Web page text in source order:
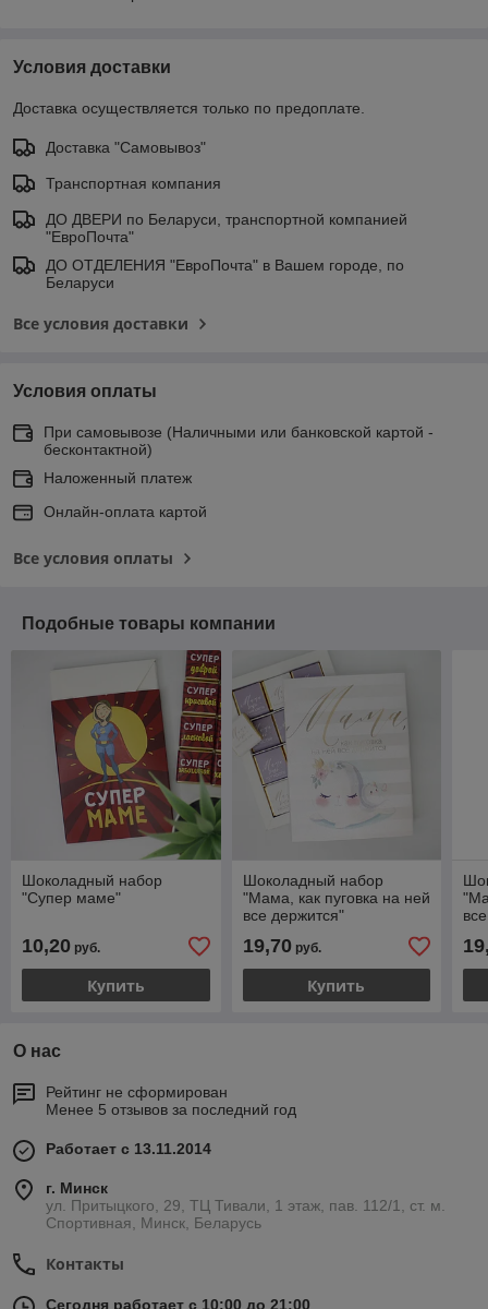
Условия доставки
Доставка осуществляется только по предоплате.
Доставка "Самовывоз"
Транспортная компания
ДО ДВЕРИ по Беларуси, транспортной компанией
"ЕвроПочта"
ДО ОТДЕЛЕНИЯ "ЕвроПочта" в Вашем городе, по
Беларуси
Все условия доставки
Условия оплаты
При самовывозе (Наличными или банковской картой -
бесконтактной)
Наложенный платеж
Онлайн-оплата картой
Все условия оплаты
Подобные товары компании
Шоколадный набор
"Супер маме"
10,20 руб.
Купить
Шоколадный набор
"Мама, как пуговка на ней
все держится"
19,70руб.
Купить
О нас
Рейтинг не сформирован
Менее 5 отзывов за последний год
Работает с 13.11.2014
г. Минск
ул. Притыцкого, 29, ТЦ Тивали, 1 этаж, пав. 112/1, ст. м.
Спортивная, Минск, Беларусь
Контакты
Сегодня работает с 10:00 до 21:00